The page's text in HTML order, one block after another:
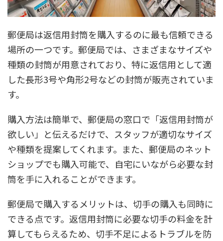
郵便局は返信用封筒を購入するのに最も信頼できる
場所の一つです。郵便局では、さまざまなサイズや
種類の封筒が用意されており、特に返信用として適
した長形3号や角形2号などの封筒が販売されていま
す。
購入方法は簡単で、郵便局の窓口で「返信用封筒が
欲しい」と伝えるだけで、スタッフが適切なサイズ
や種類を提案してくれます。また、郵便局のネット
ショップでも購入可能で、自宅にいながら必要な封
筒を手に入れることができます。
郵便局で購入するメリットは、切手の購入も同時に
できる点です。返信用封筒に必要な切手の料金を計
算してもらえるため、切手不足によるトラブルを防